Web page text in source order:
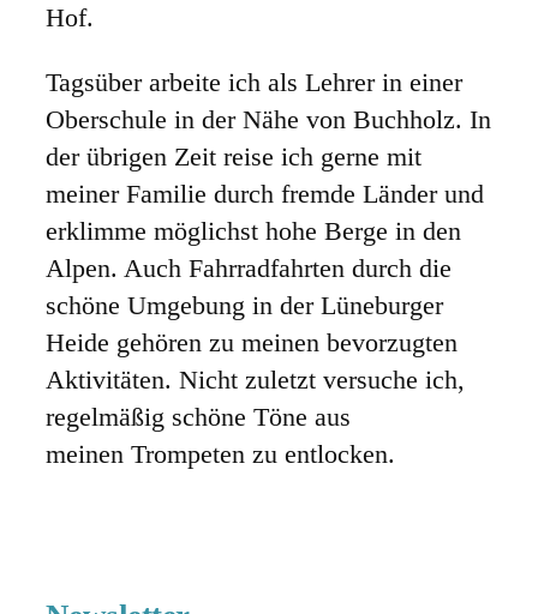
Hof.
Tagsüber arbeite ich als Lehrer in einer
Oberschule in der Nähe von Buchholz. In
der übrigen Zeit reise ich gerne mit
meiner Familie durch fremde Länder und
erklimme möglichst hohe Berge in den
Alpen. Auch Fahrradfahrten durch die
schöne Umgebung in der Lüneburger
Heide gehören zu meinen bevorzugten
Aktivitäten. Nicht zuletzt versuche ich,
regelmäßig schöne Töne aus
meinen Trompeten zu entlocken.